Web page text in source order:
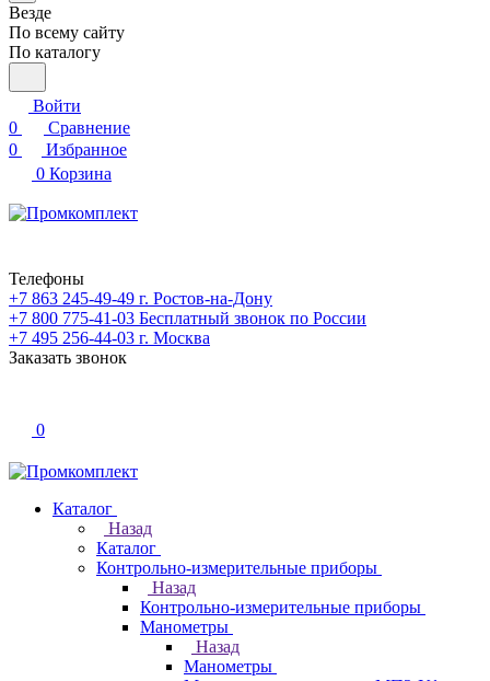
Везде
По всему сайту
По каталогу
Войти
0
Сравнение
0
Избранное
0 Корзина
Телефоны
+7 863 245-49-49 г. Ростов-на-Дону
+7 800 775-41-03 Бесплатный звонок по России
+7 495 256-44-03 г. Москва
Заказать звонок
0
Каталог
Назад
Каталог
Контрольно-измерительные приборы
Назад
Контрольно-измерительные приборы
Манометры
Назад
Манометры